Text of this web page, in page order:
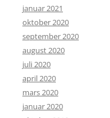
januar 2021
oktober 2020
september 2020
august 2020
juli 2020
april 2020
mars 2020
januar 2020